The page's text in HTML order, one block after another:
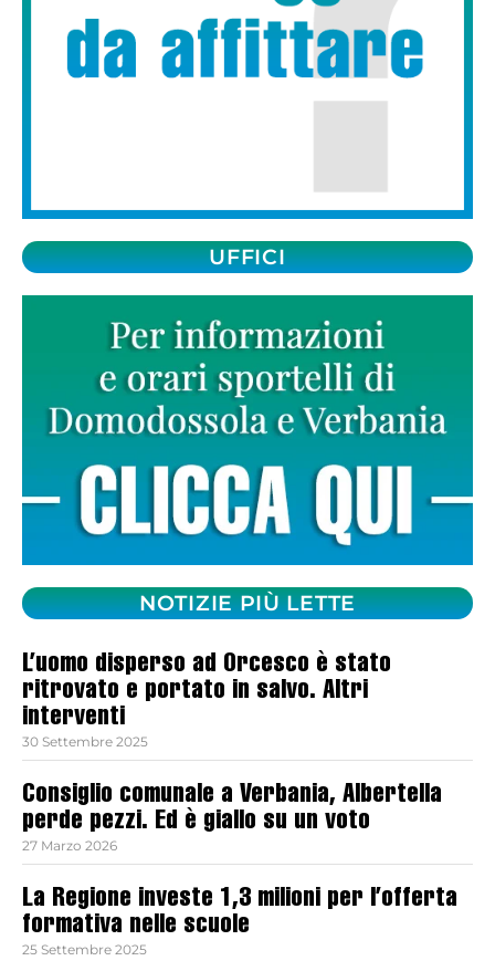
UFFICI
NOTIZIE PIÙ LETTE
L’uomo disperso ad Orcesco è stato
ritrovato e portato in salvo. Altri
interventi
30 Settembre 2025
Consiglio comunale a Verbania, Albertella
perde pezzi. Ed è giallo su un voto
27 Marzo 2026
La Regione investe 1,3 milioni per l’offerta
formativa nelle scuole
25 Settembre 2025